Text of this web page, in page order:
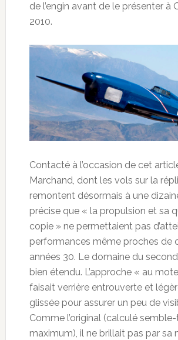
de l’engin avant de le présenter à
2010.
Contacté à l’occasion de cet
Marchand, dont les vols sur la
remontent désormais à une
précise que « la propulsion et sa
copie » ne permettaient pas
performances même proches de
années 30. Le domaine du
bien étendu. L’approche « au
faisait verrière entrouverte et
glissée pour assurer un peu de
Comme l’original (calculé
maximum), il ne brillait pas par sa